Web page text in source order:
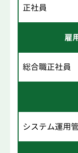
正社員
雇
総合職正社員
システム運用